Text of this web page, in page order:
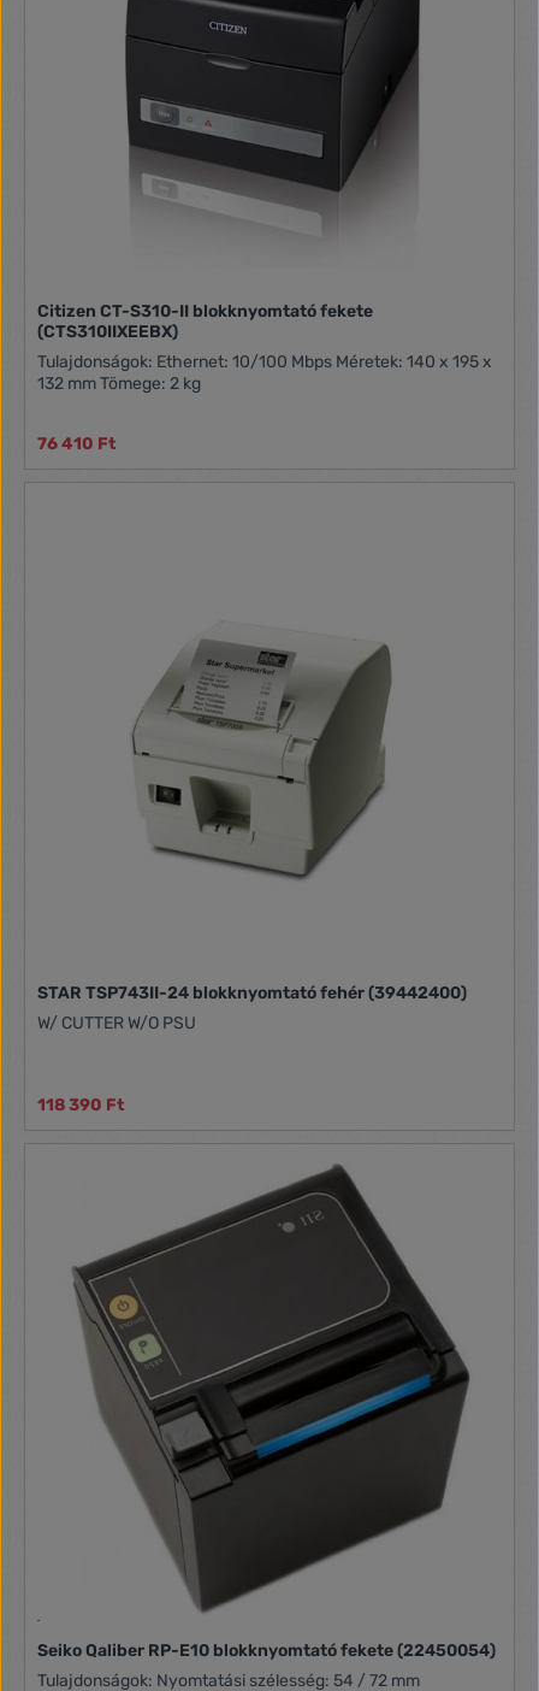
Citizen CT-S310-II blokknyomtató fekete
(CTS310IIXEEBX)
Tulajdonságok: Ethernet: 10/100 Mbps Méretek: 140 x 195 x
132 mm Tömege: 2 kg
76 410 Ft
STAR TSP743II-24 blokknyomtató fehér (39442400)
W/ CUTTER W/O PSU
118 390 Ft
Seiko Qaliber RP-E10 blokknyomtató fekete (22450054)
Tulajdonságok: Nyomtatási szélesség: 54 / 72 mm